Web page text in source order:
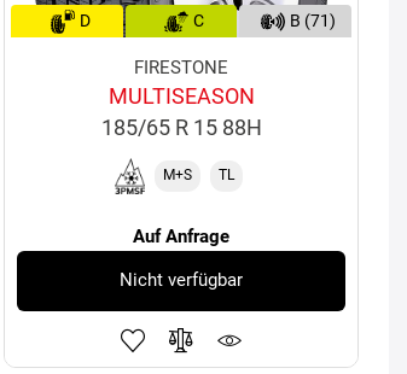
D C B (71)
FIRESTONE
MULTISEASON
185/65 R 15 88H
M+S TL
Auf Anfrage
Nicht verfügbar